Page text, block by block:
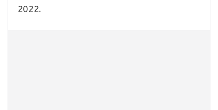
2022.